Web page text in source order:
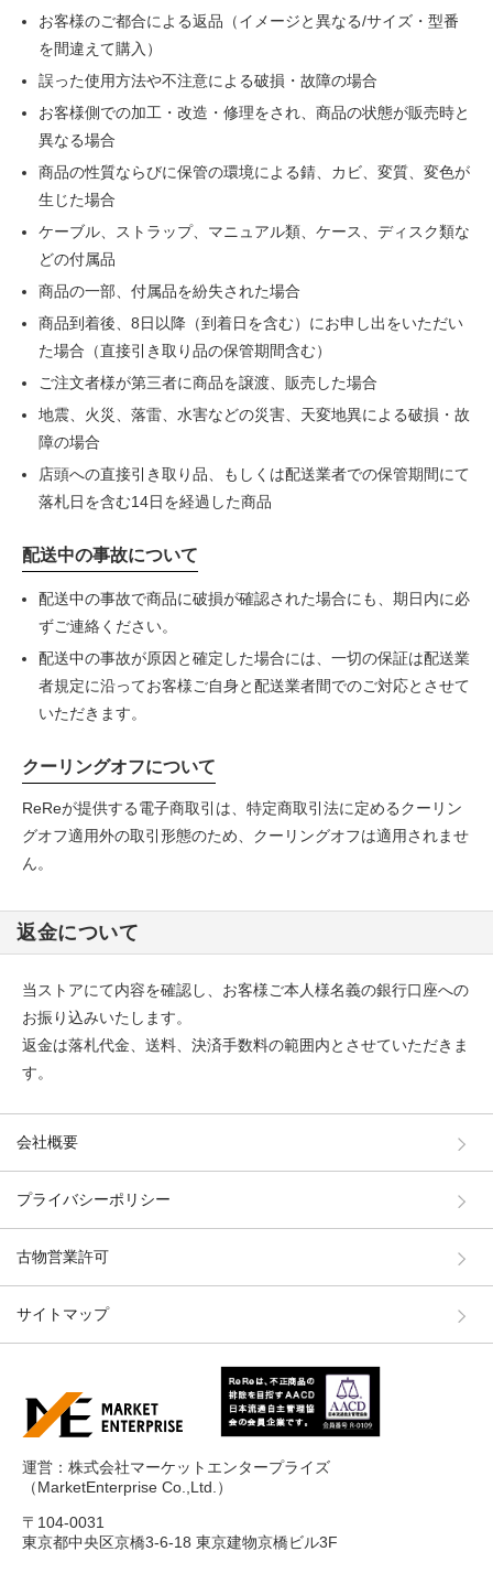
お客様のご都合による返品（イメージと異なる/サイズ・型番
を間違えて購入）
誤った使用方法や不注意による破損・故障の場合
お客様側での加工・改造・修理をされ、商品の状態が販売時と
異なる場合
商品の性質ならびに保管の環境による錆、カビ、変質、変色が
生じた場合
ケーブル、ストラップ、マニュアル類、ケース、ディスク類な
どの付属品
商品の一部、付属品を紛失された場合
商品到着後、8日以降（到着日を含む）にお申し出をいただい
た場合（直接引き取り品の保管期間含む）
ご注文者様が第三者に商品を譲渡、販売した場合
地震、火災、落雷、水害などの災害、天変地異による破損・故
障の場合
店頭への直接引き取り品、もしくは配送業者での保管期間にて
落札日を含む14日を経過した商品
配送中の事故について
配送中の事故で商品に破損が確認された場合にも、期日内に必
ずご連絡ください。
配送中の事故が原因と確定した場合には、一切の保証は配送業
者規定に沿ってお客様ご自身と配送業者間でのご対応とさせて
いただきます。
クーリングオフについて
ReReが提供する電子商取引は、特定商取引法に定めるクーリン
グオフ適用外の取引形態のため、クーリングオフは適用されませ
ん。
返金について
当ストアにて内容を確認し、お客様ご本人様名義の銀行口座への
お振り込みいたします。
返金は落札代金、送料、決済手数料の範囲内とさせていただきま
す。
会社概要
プライバシーポリシー
古物営業許可
サイトマップ
運営：株式会社マーケットエンタープライズ
（MarketEnterprise Co.,Ltd.）
〒104-0031
東京都中央区京橋3-6-18 東京建物京橋ビル3F